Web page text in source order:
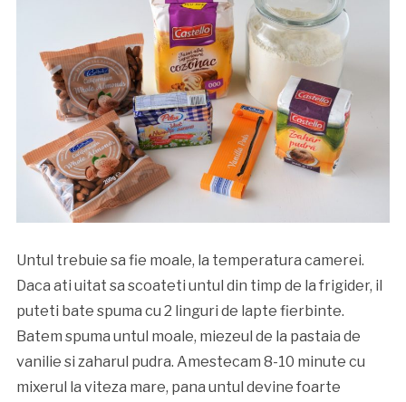
Untul trebuie sa fie moale, la temperatura camerei.
Daca ati uitat sa scoateti untul din timp de la frigider, il
puteti bate spuma cu 2 linguri de lapte fierbinte.
Batem spuma untul moale, miezeul de la pastaia de
vanilie si zaharul pudra. Amestecam 8-10 minute cu
mixerul la viteza mare, pana untul devine foarte